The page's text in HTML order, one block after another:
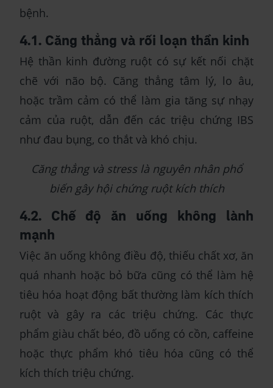
bệnh.
4.1. Căng thẳng và rối loạn thần kinh
Hệ thần kinh đường ruột có sự kết nối chặt
chẽ với não bộ. Căng thẳng tâm lý, lo âu,
hoặc trầm cảm có thể làm gia tăng sự nhạy
cảm của ruột, dẫn đến các triệu chứng IBS
như đau bụng, co thắt và khó chịu.
Căng thẳng và stress là nguyên nhân phổ
biến gây hội chứng ruột kích thích
4.2. Chế độ ăn uống không lành
mạnh
Việc ăn uống không điều độ, thiếu chất xơ, ăn
quá nhanh hoặc bỏ bữa cũng có thể làm hệ
tiêu hóa hoạt động bất thường làm kích thích
ruột và gây ra các triệu chứng. Các thực
phẩm giàu chất béo, đồ uống có cồn, caffeine
hoặc thực phẩm khó tiêu hóa cũng có thể
kích thích triệu chứng.